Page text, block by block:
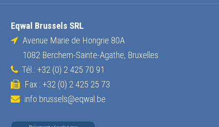
Eqwal Brussels SRL
Avenue Marie de Hongrie 80A
1082 Berchem-Sainte-Agathe, Bruxelles
Tél.: +32 (0) 2 425 70 91
Fax : +32 (0) 2 425 25 73
info.brussels@eqwal.be